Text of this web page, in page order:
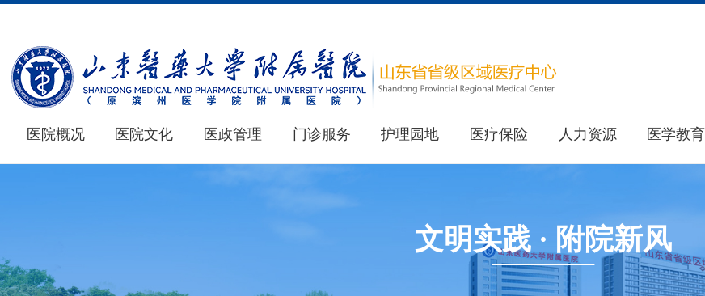
医院概况
医院简介 医院荣誉
医院文化 医政管理 门诊服务 护理园地 医疗保险 人力资源 医学教育
教育处
重要新闻 其他新闻
健康科普 最新公告
文明实践 · 附院新风